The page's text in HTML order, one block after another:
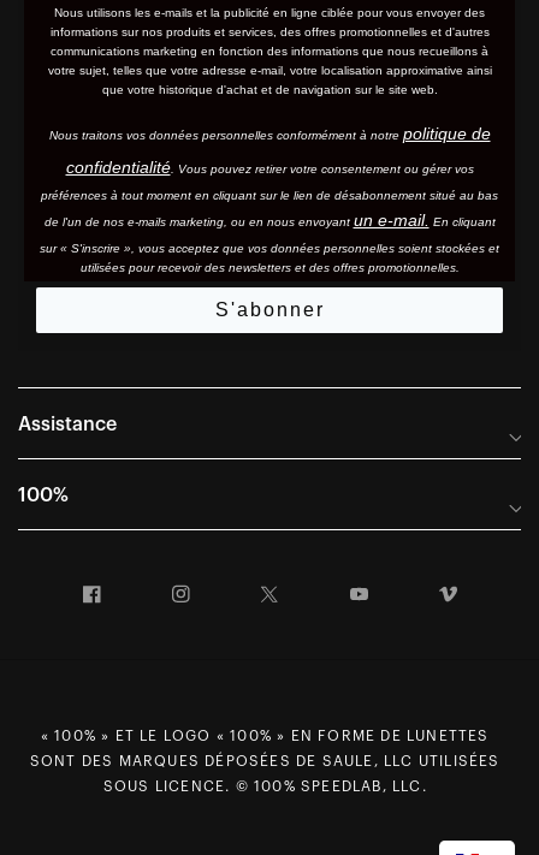
Nous utilisons les e-mails et la publicité en ligne ciblée pour vous envoyer des
informations sur nos produits et services, des offres promotionnelles et d'autres
communications marketing en fonction des informations que nous recueillons à
votre sujet, telles que votre adresse e-mail, votre localisation approximative ainsi
que votre historique d'achat et de navigation sur le site web.
Nous traitons vos données personnelles conformément à notre politique de
confidentialité. Vous pouvez retirer votre consentement ou gérer vos
préférences à tout moment en cliquant sur le lien de désabonnement situé au bas
de l'un de nos e-mails marketing, ou en nous envoyant un e-mail. En cliquant
sur « S'inscrire », vous acceptez que vos données personnelles soient stockées et
utilisées pour recevoir des newsletters et des offres promotionnelles.
S'abonner
Assistance
Foire aux questions
Conditions générales de vente
100%
Informations sur l'entreprise
du RGPD
Facebook Instagram YouTube
« 100% » ET LE LOGO « 100% » EN FORME DE LUNETTES
SONT DES MARQUES DÉPOSÉES DE SAULE, LLC UTILISÉES
SOUS LICENCE. © 100% SPEEDLAB, LLC.